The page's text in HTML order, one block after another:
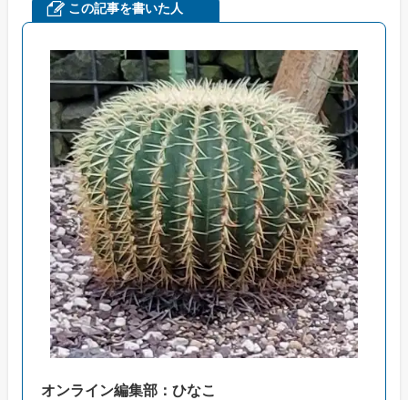
この記事を書いた人
オンライン編集部：ひなこ